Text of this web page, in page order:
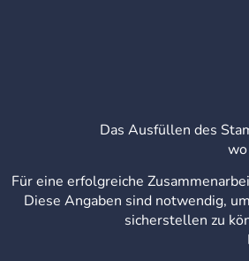
Das Ausfüllen des
Für eine erfolgreiche
Diese Angaben sind notwendig,
sicherstellen zu